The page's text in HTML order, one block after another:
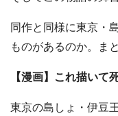
同作と同様に東京・
ものがあるのか。ま
【漫画】これ描いて
東京の島しょ・伊豆